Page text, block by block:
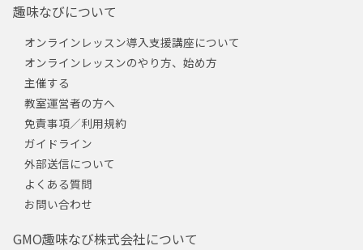
趣味なびについて
オンラインレッスン導入支援講座について
オンラインレッスンのやり方、始め方
主催する
教室運営者の方へ
免責事項／利用規約
ガイドライン
外部送信について
よくある質問
お問い合わせ
GMO趣味なび株式会社について